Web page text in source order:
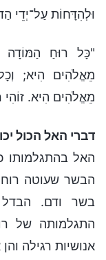
וּלְהִדָּחוֹת עַל־יְדֵי
"כָּל רוּחַ
מֵאֱלֹהִים הִיא;
מֵאֱלֹהִים הִיא.
דברי האל הכול
האל בהתגלמותו
הבשר שעוטה
בשר ודם.
התגלמותה של
אנושיות רגילה